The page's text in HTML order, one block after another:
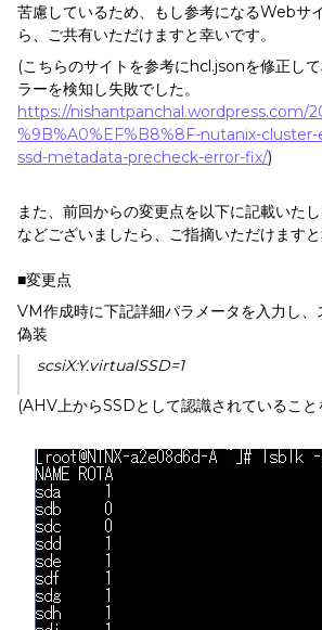
苦慮しているため、もし参考になるWebサ
ら、ご共有いただけますと幸いです。
(こちらのサイトを参考にhcl.jsonを修正し
ラーを検知し失敗でした。
https://nishantpanchal.wordpress.com/
%9B%A0%EF%B8%8F-nutanix-
ssd-metadata-precheck-error-fix/)
また、前回からの変更点を以下に記載いた
などございましたら、ご指摘いただけますと
■変更点
VM作成時に下記詳細パラメータを入力し、
偽装
scsiX:Y.virtualSSD=1
(AHV上からSSDとして認識されていること